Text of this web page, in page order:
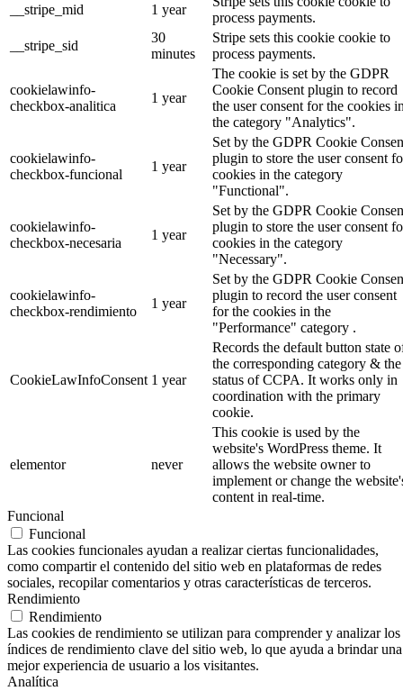
__stripe_mid 1 year
process payments.
__stripe_sid
30
minutes
Stripe sets this cookie cookie to
process payments.
cookielawinfo-
checkbox-analitica
1 year
The cookie is set by the GDPR
Cookie Consent plugin to record
the user consent for the cookies
the category "Analytics".
cookielawinfo-
checkbox-funcional
1 year
Set by the GDPR Cookie
plugin to store the user consent
cookies in the category
"Functional".
cookielawinfo-
checkbox-necesaria
1 year
Set by the GDPR Cookie
plugin to store the user consent
cookies in the category
"Necessary".
cookielawinfo-
checkbox-rendimiento
1 year
Set by the GDPR Cookie
plugin to record the user consent
for the cookies in the
"Performance" category .
CookieLawInfoConsent 1 year
Records the default button state
the corresponding category & the
status of CCPA. It works only in
coordination with the primary
cookie.
elementor never
This cookie is used by the
website's WordPress theme. It
allows the website owner to
implement or change the
content in real-time.
Funcional
Funcional
Las cookies funcionales ayudan a realizar ciertas funcionalidades,
como compartir el contenido del sitio web en plataformas de redes
sociales, recopilar comentarios y otras características de terceros.
Rendimiento
Rendimiento
Las cookies de rendimiento se utilizan para comprender y analizar los
índices de rendimiento clave del sitio web, lo que ayuda a brindar una
mejor experiencia de usuario a los visitantes.
Analítica